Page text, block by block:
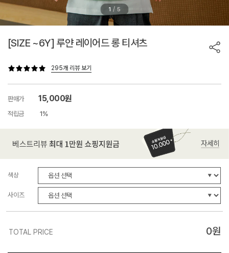
1 / 5
[SIZE ~6Y] 루얀 레이어드 롱 티셔츠
295개 리뷰 보기
판매가 15,000원
적립금 1%
색상
사이즈
TOTAL PRICE 0원